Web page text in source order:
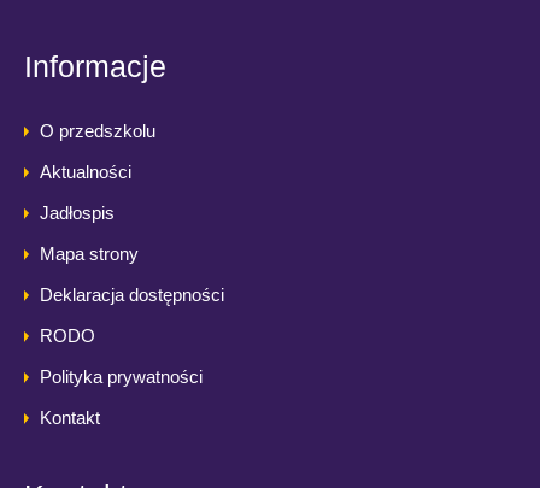
Informacje
O przedszkolu
Aktualności
Jadłospis
Mapa strony
Deklaracja dostępności
RODO
Polityka prywatności
Kontakt